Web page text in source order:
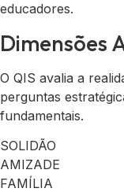
educadores.
Dimensões
O QIS avalia a
perguntas
fundamentais.
SOLIDÃO
AMIZADE
FAMÍLIA